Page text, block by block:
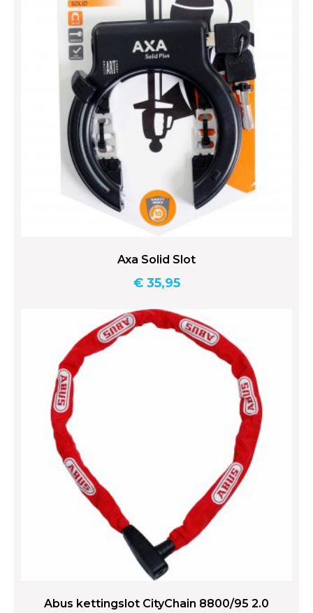
Axa Solid Slot
€35,95
Abus kettingslot CityChain 8800/95 2.0